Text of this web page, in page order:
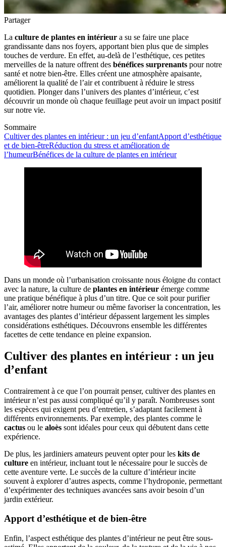
Partager
La culture de plantes en intérieur a su se faire une place
grandissante dans nos foyers, apportant bien plus que de simples
touches de verdure. En effet, au-delà de l’esthétique, ces petites
merveilles de la nature offrent des bénéfices surprenants pour notre
santé et notre bien-être. Elles créent une atmosphère apaisante,
améliorent la qualité de l’air et contribuent à réduire le stress
quotidien. Plonger dans l’univers des plantes d’intérieur, c’est
découvrir un monde où chaque feuillage peut avoir un impact positif
sur notre vie.
Sommaire
Cultiver des plantes en intérieur : un jeu d’enfantApport d’esthétique
et de bien-êtreRéduction du stress et amélioration de
l’humeurBénéfices de la culture de plantes en intérieur
Dans un monde où l’urbanisation croissante nous éloigne du contact
avec la nature, la culture de plantes en intérieur émerge comme
une pratique bénéfique à plus d’un titre. Que ce soit pour purifier
l’air, améliorer notre humeur ou même favoriser la concentration, les
avantages des plantes d’intérieur dépassent largement les simples
considérations esthétiques. Découvrons ensemble les différentes
facettes de cette tendance en pleine expansion.
Cultiver des plantes en intérieur : un jeu
d’enfant
Contrairement à ce que l’on pourrait penser, cultiver des plantes en
intérieur n’est pas aussi compliqué qu’il y paraît. Nombreuses sont
les espèces qui exigent peu d’entretien, s’adaptant facilement à
différents environnements. Par exemple, des plantes comme le
cactus ou le aloès sont idéales pour ceux qui débutent dans cette
expérience.
De plus, les jardiniers amateurs peuvent opter pour les kits de
culture en intérieur, incluant tout le nécessaire pour le succès de
cette aventure verte. Le succès de la culture d’intérieur incite
souvent à explorer d’autres aspects, comme l’hydroponie, permettant
d’expérimenter des techniques avancées sans avoir besoin d’un
jardin extérieur.
Apport d’esthétique et de bien-être
Enfin, l’aspect esthétique des plantes d’intérieur ne peut être sous-